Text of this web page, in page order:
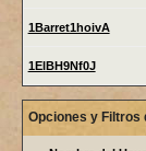
1Barret1hoivA
1ElBH9Nf0J
Opciones y Filtros